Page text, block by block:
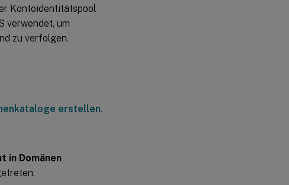
Kontoidentitätspool
verwendet, um
zu verfolgen.
erstellen.
in Domänen